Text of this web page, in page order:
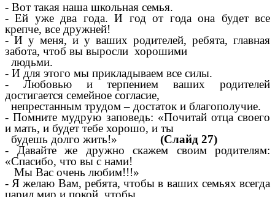
- Вот такая наша школьная семья.
- Ей уже два года. И год от года она будет все
крепче, все дружней!
- И у меня, и у ваших родителей, ребята, главная
забота, чтоб вы выросли хорошими
людьми.
- И для этого мы прикладываем все силы.
- Любовью и терпением ваших родителей
достигается семейное согласие,
непрестанным трудом – достаток и благополучие.
- Помните мудрую заповедь: «Почитай отца своего
и мать, и будет тебе хорошо, и ты
будешь долго жить!» (Слайд 27)
- Давайте же дружно скажем своим родителям:
«Спасибо, что вы с нами!
Мы Вас очень любим!!!»
- Я желаю Вам, ребята, чтобы в ваших семьях всегда